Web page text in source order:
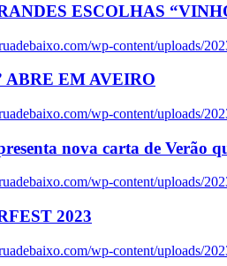
ESCOLHAS
wp-content/uploads/
ABRE EM AVEIRO
wp-content/uploads/
nova carta de Verão
wp-content/uploads/
2023
wp-content/uploads/